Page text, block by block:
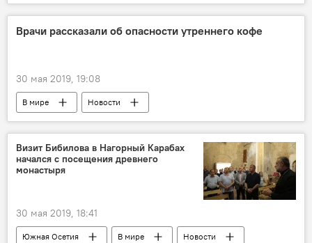
Врачи рассказали об опасности утреннего кофе
30 мая 2019, 19:08
В мире Новости
Визит Бибилова в Нагорный Карабах
начался с посещения древнего
монастыря
30 мая 2019, 18:41
Южная Осетия В мире
Новости